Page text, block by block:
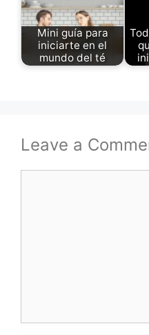
Mini guía para
iniciarte en el
mundo del té
Leave a